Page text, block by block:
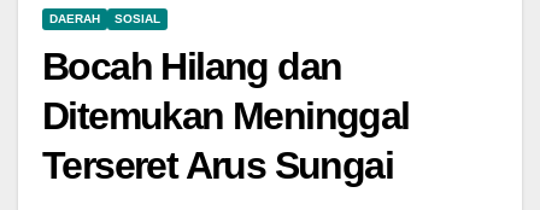
DAERAH SOSIAL
Bocah Hilang dan
Ditemukan Meninggal
Terseret Arus Sungai